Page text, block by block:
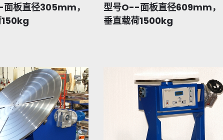
板直径305mm，
150kg
型号O--面板直径609mm，
垂直载荷1500kg